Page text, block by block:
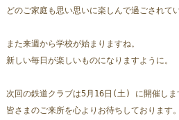
どのご家庭も思い思いに楽しんで過ごされ
また来週から学校が始まりますね。
新しい毎日が楽しいものになりますように。
次回の鉄道クラブは5月16日(土) に開催し
皆さまのご来所を心よりお待ちしております。